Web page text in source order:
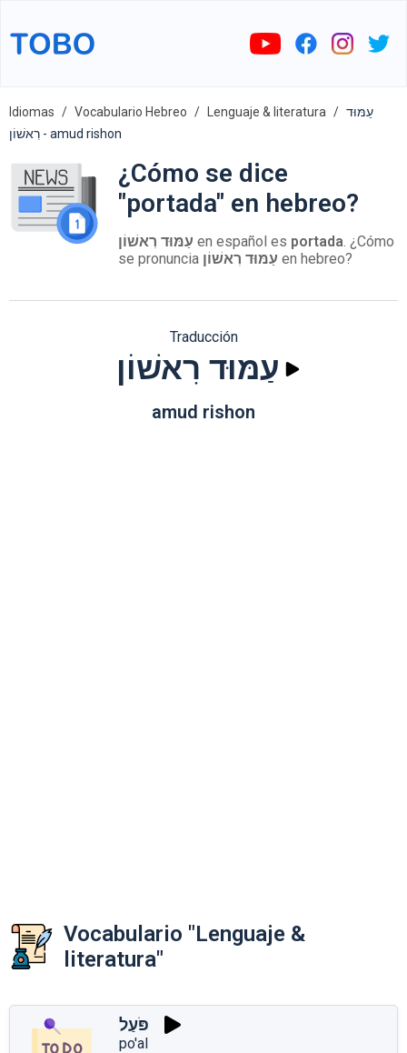
Idiomas Vocabulario Hebreo Lenguaje & literatura
עַמּוּד
רִאשׁוֹן - amud rishon
¿Cómo se dice
"portada" en hebreo?
עַמּוּד רִאשׁוֹן en español es portada. ¿Cómo
se pronuncia עַמּוּד רִאשׁוֹן en hebreo?
Traducción
עַמּוּד רִאשׁוֹן
amud rishon
Vocabulario "Lenguaje &
literatura"
פֹּעַל
po'al